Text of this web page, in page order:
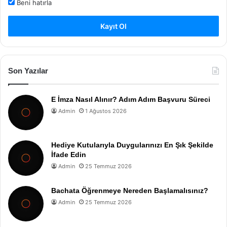
Beni hatırla
Kayıt Ol
Son Yazılar
E İmza Nasıl Alınır? Adım Adım Başvuru Süreci
Admin 1 Ağustos 2026
Hediye Kutularıyla Duygularınızı En Şık Şekilde
İfade Edin
Admin 25 Temmuz 2026
Bachata Öğrenmeye Nereden Başlamalısınız?
Admin 25 Temmuz 2026